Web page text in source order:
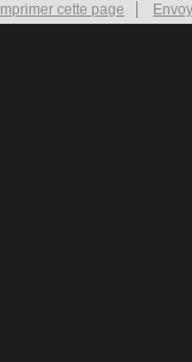
Imprimer cette page